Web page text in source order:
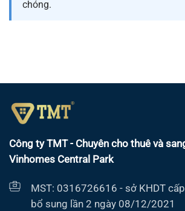
chóng.
Công ty TMT - Chuyên cho thuê và
Vinhomes Central Park
MST: 0316726616 - sở KHDT
bổ sung lần 2 ngày 08/12/2021